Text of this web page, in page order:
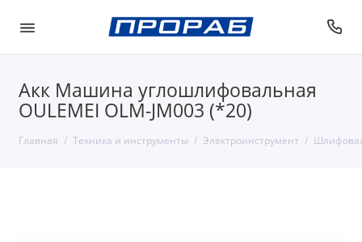
Акк Машина углошлифовальная
OULEMEI OLM-JM003 (*20)
Главная Техника и инструменты Электроинструмент